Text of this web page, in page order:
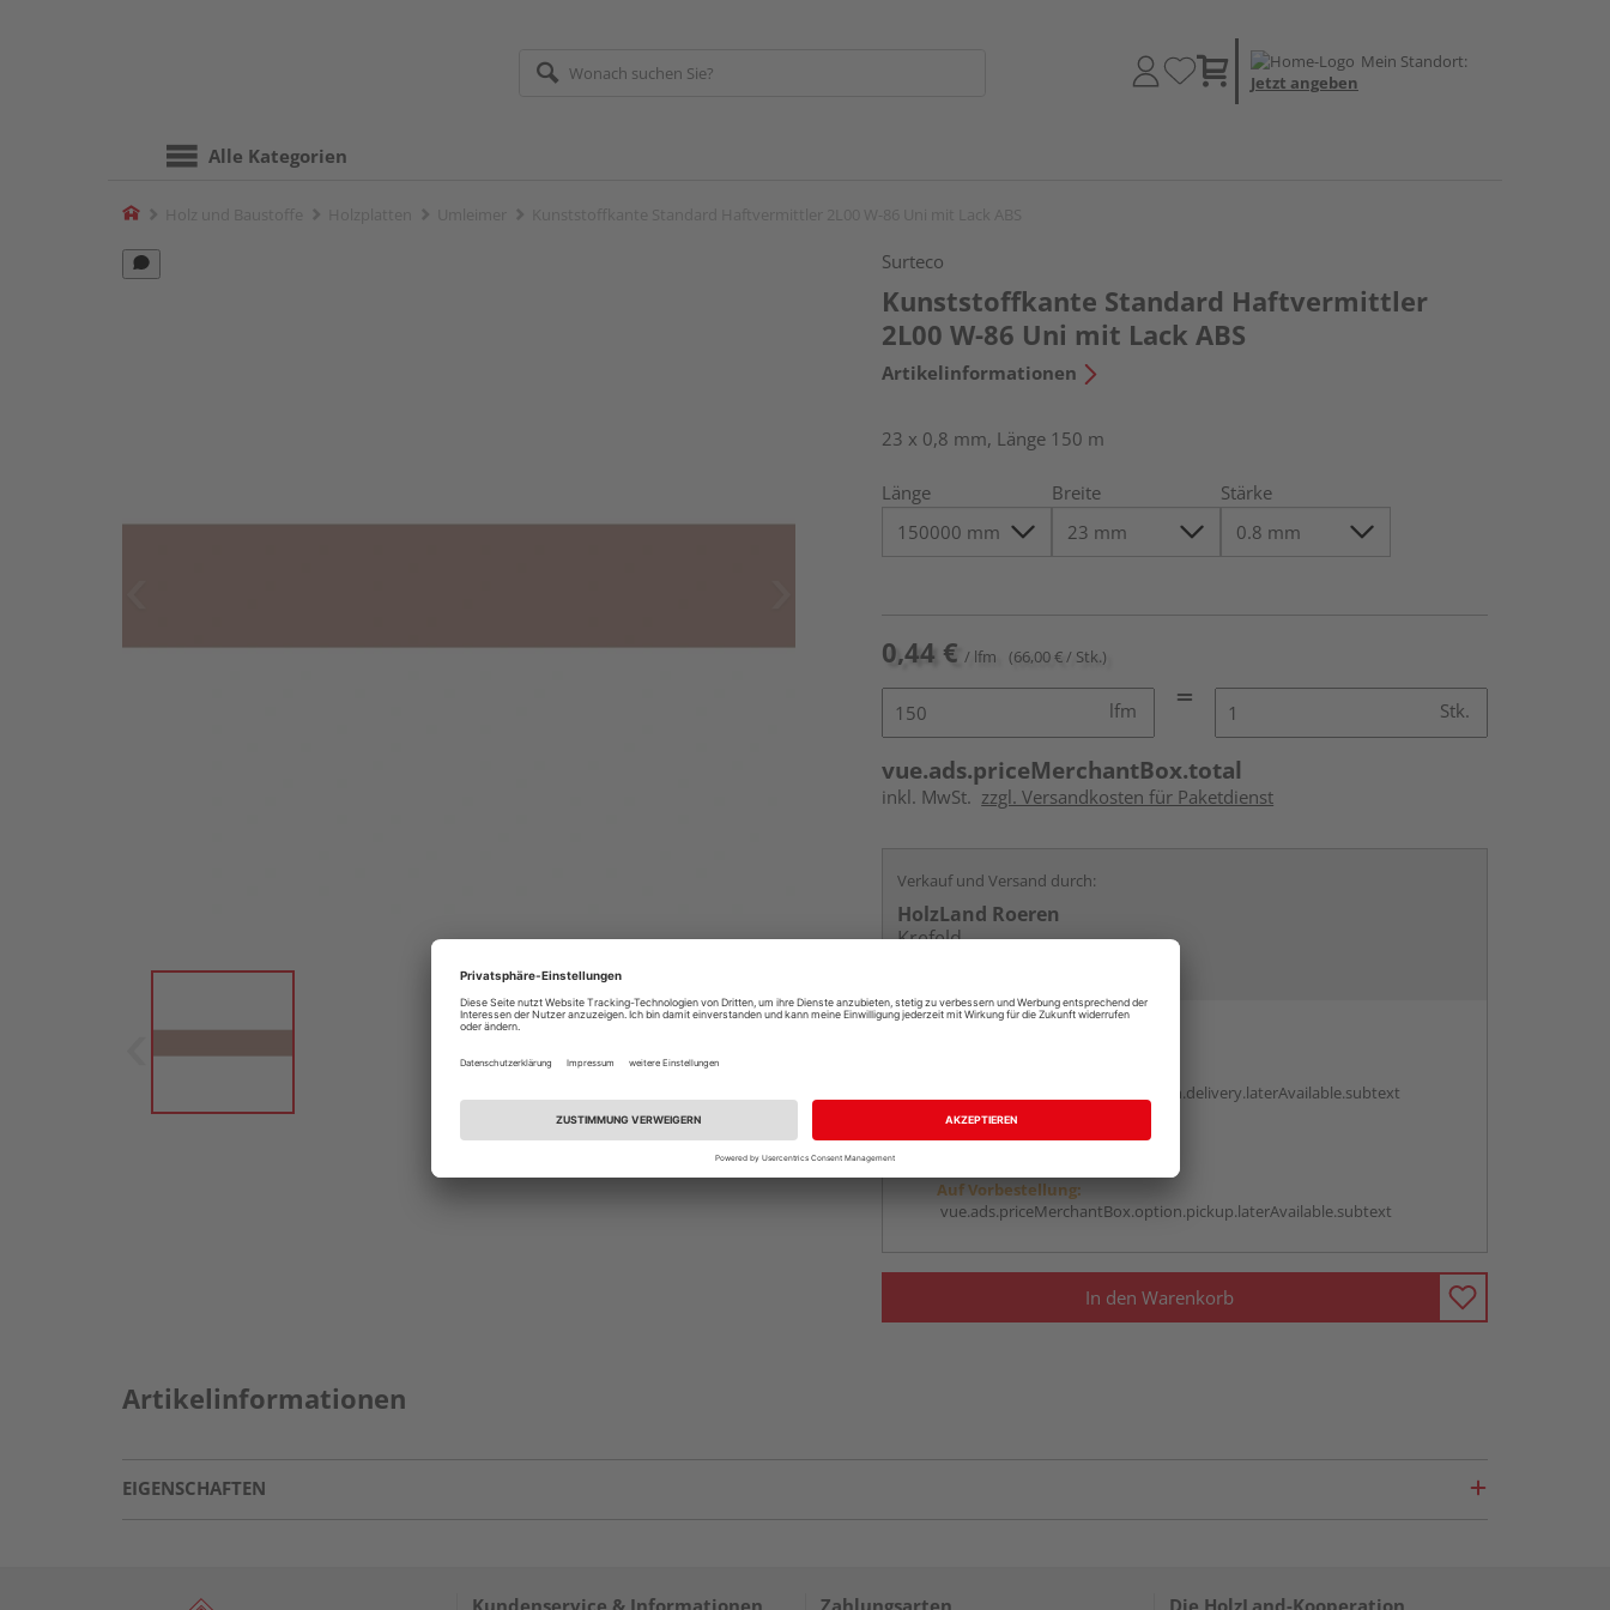
Mein Standort:
Jetzt angeben
Alle Kategorien
Home
Surteco
Kunststoffkante Standard Haftvermittler
2L00 W-86 Uni mit Lack ABS
Artikelinformationen
23 x 0,8 mm, Länge 150 m
Länge Breite Stärke
0,44 € / lfm (66,00 € / Stk.)
lfm Stk.
vue.ads.priceMerchantBox.total
inkl. MwSt. zzgl. Versandkosten für Paketdienst
Verkauf und Versand durch:
HolzLand Roeren
Krefeld
vue.ads.priceMerchantBox.option.delivery.laterAvailable.subtext
Auf Vorbestellung:
vue.ads.priceMerchantBox.option.pickup.laterAvailable.subtext
In den Warenkorb
Artikelinformationen
EIGENSCHAFTEN
Kundenservice & Informationen Zahlungsarten Die HolzLand-Kooperation